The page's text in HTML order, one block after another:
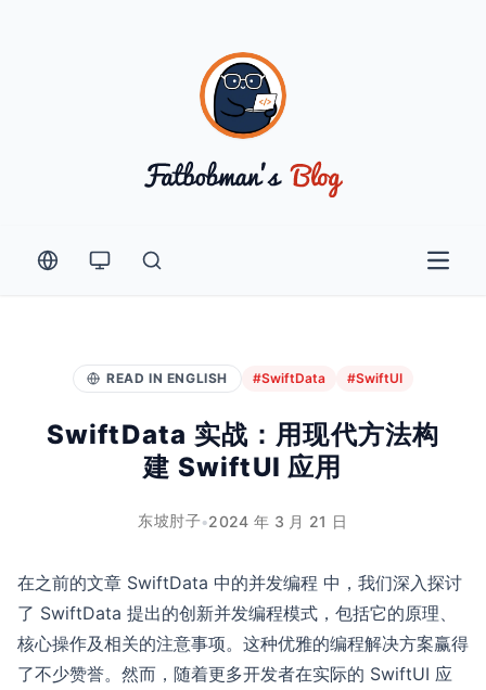
Open
READ IN ENGLISH #SwiftData #SwiftUI
SwiftData 实战：用现代方法构
建 SwiftUI 应用
东坡肘子•2024 年 3 月 21 日
在之前的文章 SwiftData 中的并发编程 中，我们深入探讨
了 SwiftData 提出的创新并发编程模式，包括它的原理、
核心操作及相关的注意事项。这种优雅的编程解决方案赢得
了不少赞誉。然而，随着更多开发者在实际的 SwiftUI 应